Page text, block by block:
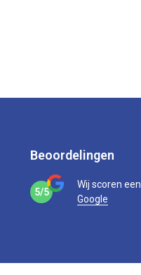
Beoordelingen
5/5
Wij scoren een
Google